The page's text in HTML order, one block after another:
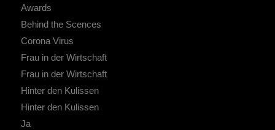
Awards
Behind the Scences
Corona Virus
Frau in der Wirtschaft
Frau in der Wirtschaft
Hinter den Kulissen
Hinter den Kulissen
Ja